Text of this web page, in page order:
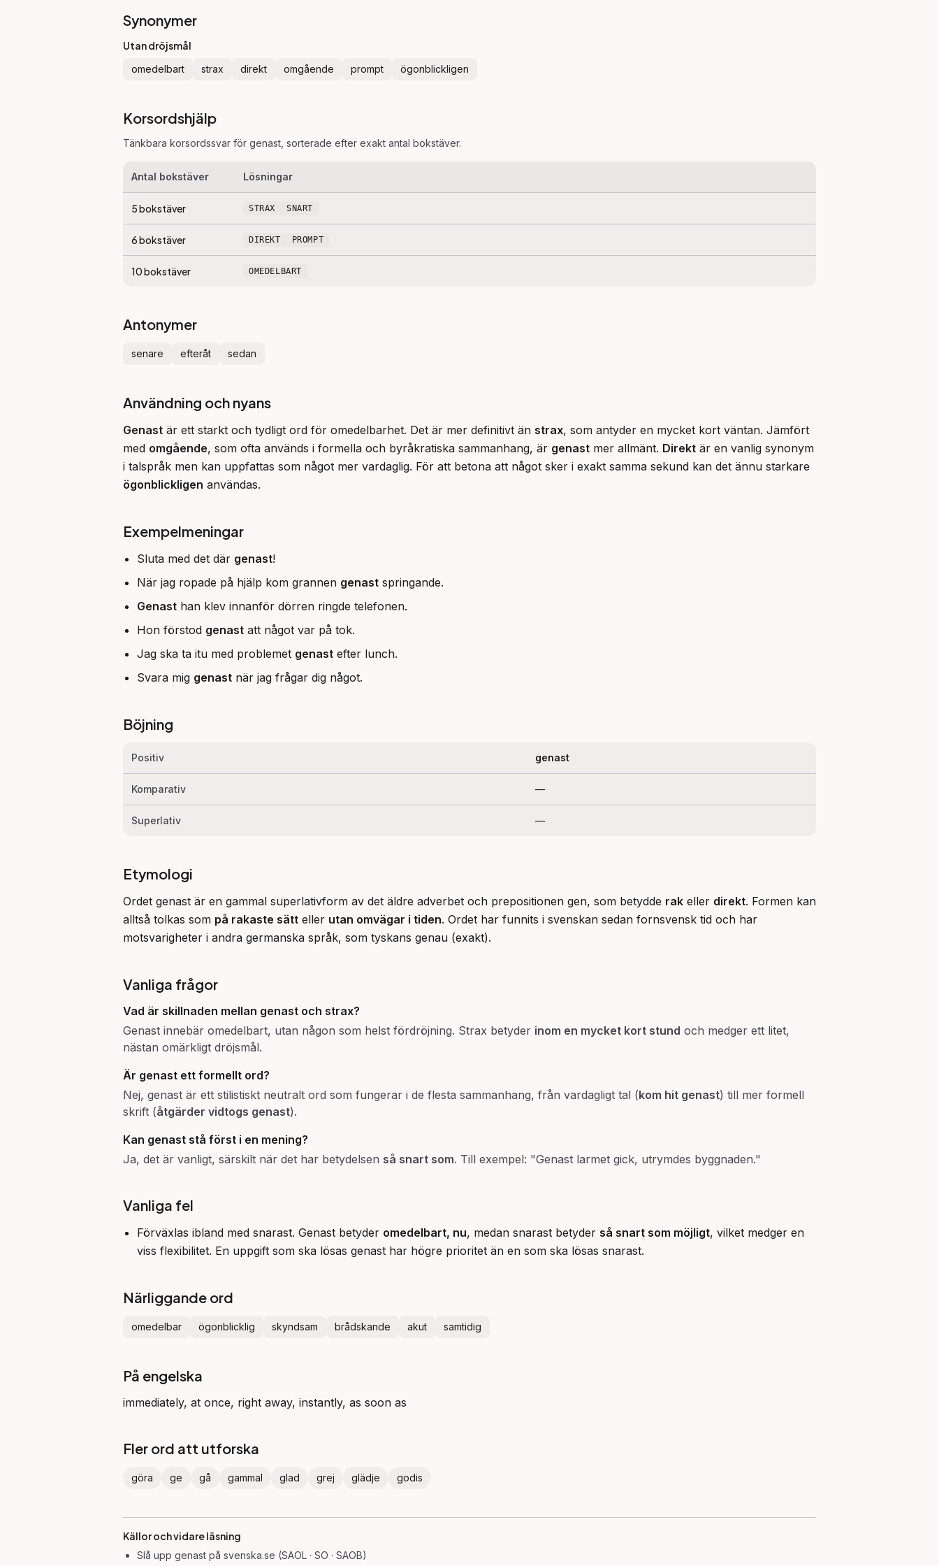
Synonymer
Utan dröjsmål
omedelbart strax direkt omgående prompt ögonblickligen
Korsordshjälp
Tänkbara korsordssvar för genast , sorterade efter exakt antal bokstäver.
Antal bokstäver Lösningar
5bokstäver STRAX SNART
6bokstäver DIREKT PROMPT
10bokstäver OMEDELBART
Antonymer
senare efteråt sedan
Användning och nyans
Genast är ett starkt och tydligt ord för omedelbarhet. Det är mer definitivt än strax, som antyder en mycket kort väntan. Jämfört
med omgående, som ofta används i formella och byråkratiska sammanhang, är genast mer allmänt. Direkt är en vanlig synonym
ögonblickligen användas.
Exempelmeningar
Sluta med det där genast!
När jag ropade på hjälp kom grannen genast springande.
Genast han klev innanför dörren ringde telefonen.
Hon förstod genast att något var på tok.
Jag ska ta itu med problemet genast efter lunch.
Svara mig genast när jag frågar dig något.
Böjning
Positiv genast
Komparativ —
Superlativ —
Etymologi
Ordet genast är en gammal superlativform av det äldre adverbet och prepositionen gen, som betydde rak eller direkt. Formen kan
alltså tolkas som på rakaste sätt eller utan omvägar i tiden. Ordet har funnits i svenskan sedan fornsvensk tid och har
motsvarigheter i andra germanska språk, som tyskans genau (exakt).
Vanliga frågor
Vad är skillnaden mellan genast och strax?
Genast innebär omedelbart, utan någon som helst fördröjning. Strax betyder inom en mycket kort stund och medger ett litet,
nästan omärkligt dröjsmål.
Är genast ett formellt ord?
Nej, genast är ett stilistiskt neutralt ord som fungerar i de flesta sammanhang, från vardagligt tal (kom hit genast) till mer formell
skrift (åtgärder vidtogs genast).
Kan genast stå först i en mening?
Ja, det är vanligt, särskilt när det har betydelsen så snart som. Till exempel: "Genast larmet gick, utrymdes byggnaden."
Vanliga fel
Förväxlas ibland med snarast. Genast betyder omedelbart, nu, medan snarast betyder så snart som möjligt, vilket medger en
viss flexibilitet. En uppgift som ska lösas genast har högre prioritet än en som ska lösas snarast.
Närliggande ord
omedelbar ögonblicklig skyndsam brådskande akut samtidig
På engelska
immediately, at once, right away, instantly, as soon as
Fler ord att utforska
göra ge gå gammal glad grej glädje godis
Källor och vidare läsning
Slå upp genast på svenska.se (SAOL · SO · SAOB)